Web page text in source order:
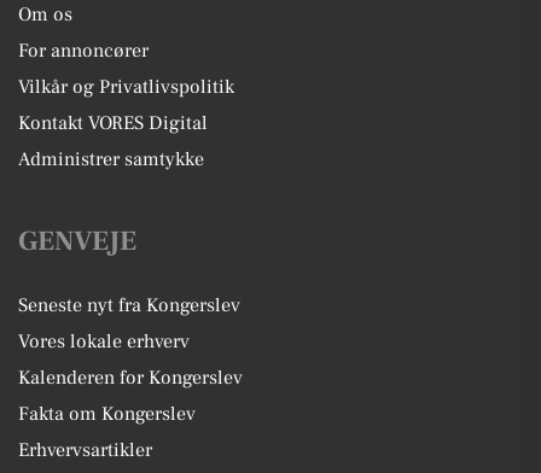
Om os
For annoncører
Vilkår og Privatlivspolitik
Kontakt VORES Digital
Administrer samtykke
GENVEJE
Seneste nyt fra Kongerslev
Vores lokale erhverv
Kalenderen for Kongerslev
Fakta om Kongerslev
Erhvervsartikler